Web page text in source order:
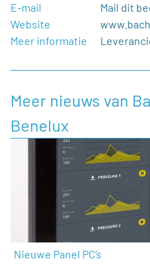
E-mail
Mail dit
Website
Meer informatie
Meer nieuws van
Benelux
Nieuwe Panel PC’s